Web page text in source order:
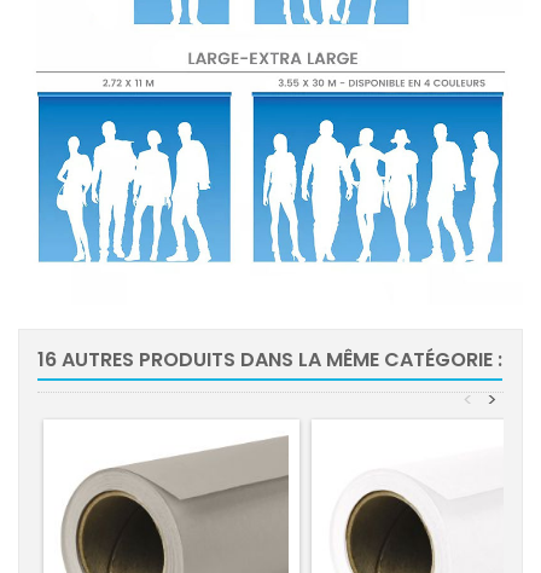
16 AUTRES PRODUITS DANS LA MÊME CATÉGORIE :
>
<